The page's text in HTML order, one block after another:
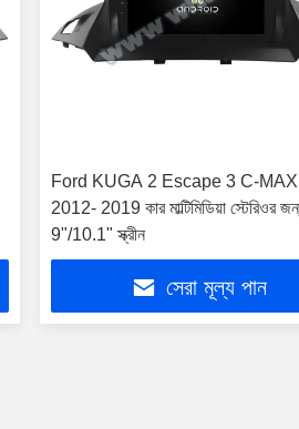
Ford KUGA 2 Escape 3 C-MAX
2012- 2019 কার মাল্টিমিডিয়া স্টেরিওর
9"/10.1" স্ক্রীন
সেরা মূল্য পান